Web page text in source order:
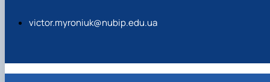
https://doi.org/10.1080/13416979.2025.2582348
victor.myroniuk@nubip.edu.ua